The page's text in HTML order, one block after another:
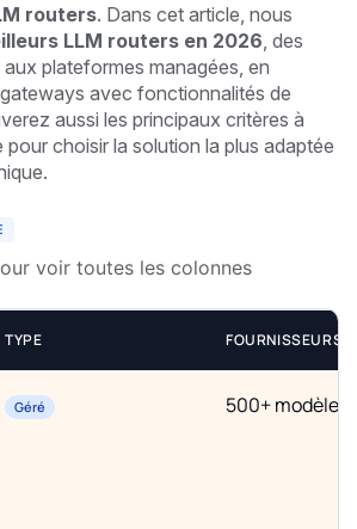
routers. Dans cet article, nous
LLM routers en 2026 , des
plateformes managées, en
avec fonctionnalités de
aussi les principaux critères à
choisir la solution la plus adaptée
voir toutes les colonnes
TYPE FOURNISSEURS
Géré 500+ modèles